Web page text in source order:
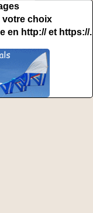
votre choix
en http:// et https://.